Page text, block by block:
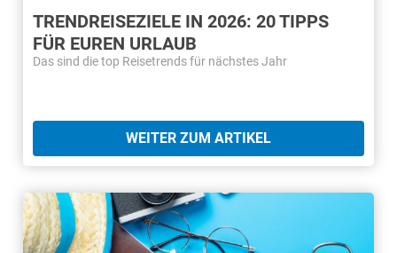
TRENDREISEZIELE IN 2026: 20 TIPPS
FÜR EUREN URLAUB
Das sind die top Reisetrends für nächstes Jahr
WEITER ZUM ARTIKEL